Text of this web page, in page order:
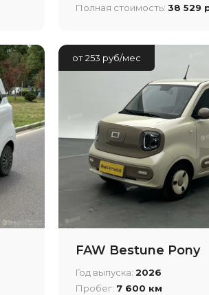
Полная стоимость: 38 529
от 253 руб/мес
FAW Bestune Pony
Год выпуска: 2026
Пробег: 7 600 км